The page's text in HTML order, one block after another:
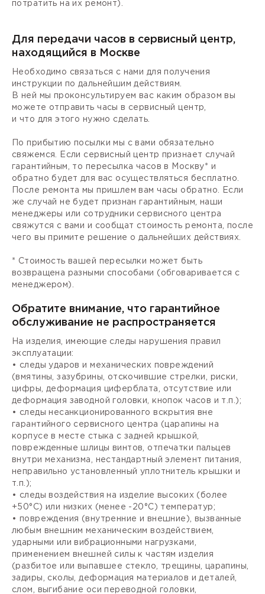
потратить на их ремонт).
Для передачи часов в сервисный центр,
находящийся в Москве
Необходимо связаться с нами для получения
инструкции по дальнейшим действиям.
В ней мы проконсультируем вас каким образом вы
можете отправить часы в сервисный центр,
и что для этого нужно сделать.
По прибытию посылки мы с вами обязательно
свяжемся. Если сервисный центр признает случай
гарантийным, то пересылка часов в Москву* и
обратно будет для вас осуществляться бесплатно.
После ремонта мы пришлем вам часы обратно. Если
же случай не будет признан гарантийным, наши
менеджеры или сотрудники сервисного центра
свяжутся с вами и сообщат стоимость ремонта, после
чего вы примите решение о дальнейших действиях.
* Стоимость вашей пересылки может быть
возвращена разными способами (обговаривается с
менеджером).
Обратите внимание, что гарантийное
обслуживание не распространяется
На изделия, имеющие следы нарушения правил
эксплуатации:
• следы ударов и механических повреждений
(вмятины, зазубрины, отскочившие стрелки, риски,
цифры, деформация циферблата, отсутствие или
деформация заводной головки, кнопок часов и т.п.);
• следы несанкционированного вскрытия вне
гарантийного сервисного центра (царапины на
корпусе в месте стыка с задней крышкой,
поврежденные шлицы винтов, отпечатки пальцев
внутри механизма, нестандартный элемент питания,
неправильно установленный уплотнитель крышки и
т.п.);
• следы воздействия на изделие высоких (более
+50°С) или низких (менее -20°С) температур;
• повреждения (внутренние и внешние), вызванные
любым внешним механическим воздействием,
ударными или вибрационными нагрузками,
применением внешней силы к частям изделия
(разбитое или выпавшее стекло, трещины, царапины,
задиры, сколы, деформация материалов и деталей,
слом, выгибание оси переводной головки,